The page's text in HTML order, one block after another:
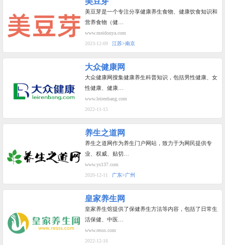
美豆芽是一个专注分享健康养生食物、健康饮食知识和
营养食物（健…
www.meidouya.com
2023-12-09
江苏>南京
大众健康网
大众健康网搜集健康养生科普知识，包括男性健康、女
性健康、健康…
www.leirenbang.com
2022-11-15
养生之道网
养生之道网作为养生门户网站，致力于为网民提供专
业、权威、贴切…
www.ys137.com
2020-12-11
广东>广州
皇家养生网
皇家养生馆提供了保健养生方法等内容，包括了日常生
活保健、中医…
www.resss.com
2022-12-16